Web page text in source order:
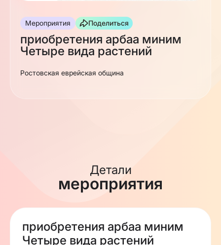
Мероприятия Поделиться
приобретения арбаа миним
Четыре вида растений
Ростовская еврейская община
Детали
мероприятия
приобретения арбаа миним
Четыре вида растений